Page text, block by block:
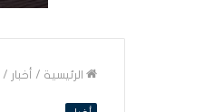
الرئيسية / أخبار /